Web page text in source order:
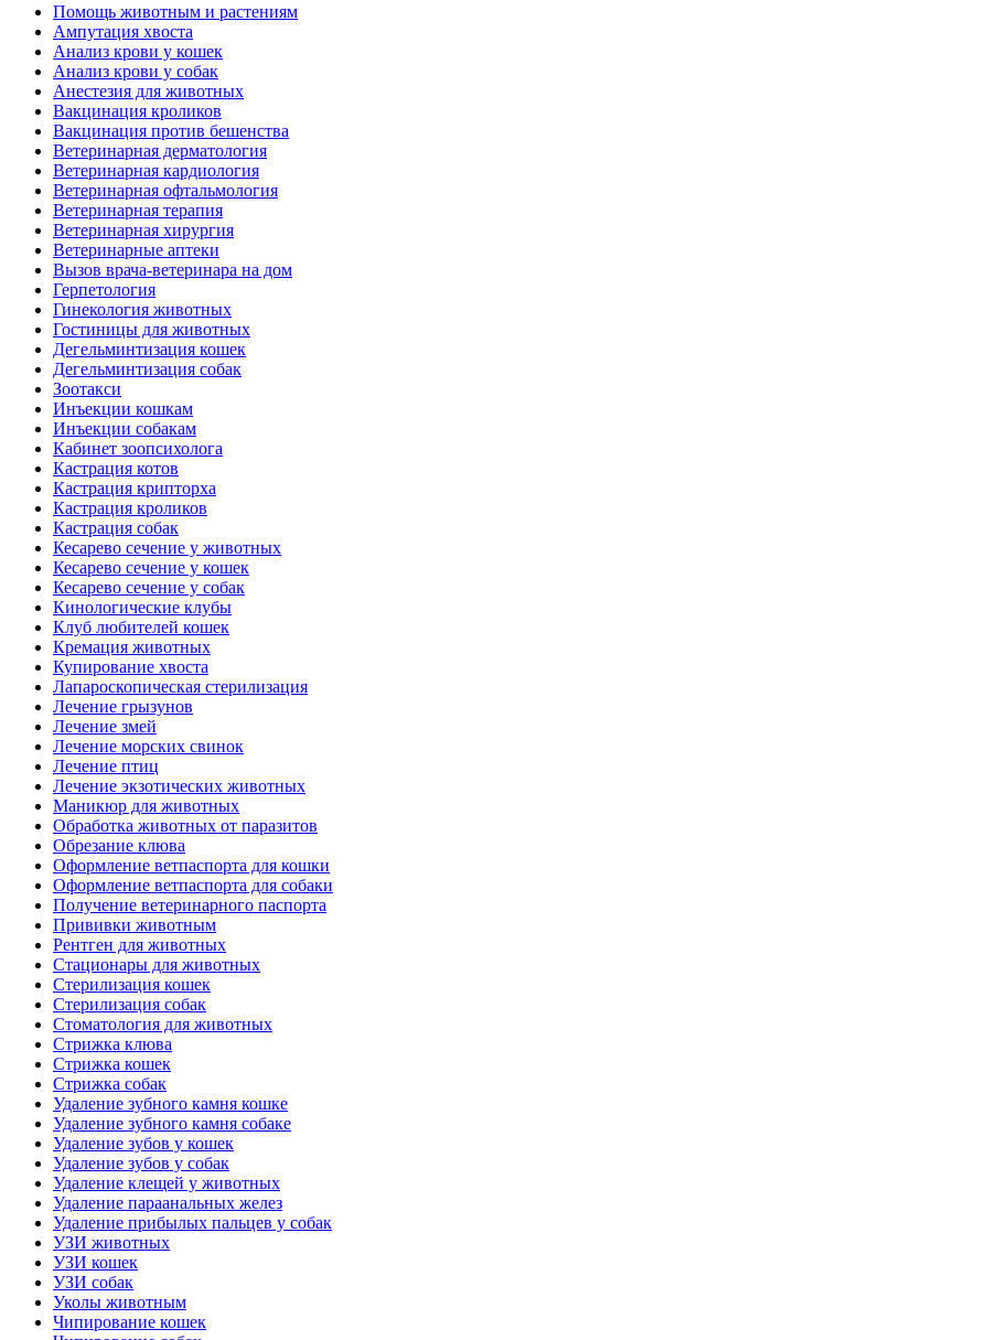
Помощь животным и растениям
Ампутация хвоста
Анализ крови у кошек
Анализ крови у собак
Анестезия для животных
Вакцинация кроликов
Вакцинация против бешенства
Ветеринарная дерматология
Ветеринарная кардиология
Ветеринарная офтальмология
Ветеринарная терапия
Ветеринарная хирургия
Ветеринарные аптеки
Вызов врача-ветеринара на дом
Герпетология
Гинекология животных
Гостиницы для животных
Дегельминтизация кошек
Дегельминтизация собак
Зоотакси
Инъекции кошкам
Инъекции собакам
Кабинет зоопсихолога
Кастрация котов
Кастрация крипторха
Кастрация кроликов
Кастрация собак
Кесарево сечение у животных
Кесарево сечение у кошек
Кесарево сечение у собак
Кинологические клубы
Клуб любителей кошек
Кремация животных
Купирование хвоста
Лапароскопическая стерилизация
Лечение грызунов
Лечение змей
Лечение морских свинок
Лечение птиц
Лечение экзотических животных
Маникюр для животных
Обработка животных от паразитов
Обрезание клюва
Оформление ветпаспорта для кошки
Оформление ветпаспорта для собаки
Получение ветеринарного паспорта
Прививки животным
Рентген для животных
Стационары для животных
Стерилизация кошек
Стерилизация собак
Стоматология для животных
Стрижка клюва
Стрижка кошек
Стрижка собак
Удаление зубного камня кошке
Удаление зубного камня собаке
Удаление зубов у кошек
Удаление зубов у собак
Удаление клещей у животных
Удаление параанальных желез
Удаление прибылых пальцев у собак
УЗИ животных
УЗИ кошек
УЗИ собак
Уколы животным
Чипирование кошек